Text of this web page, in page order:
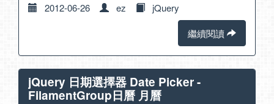
2012-06-26 ez
jQuery
繼續閱讀
jQuery 日期選擇器 Date Picker -
FilamentGroup日曆 月曆